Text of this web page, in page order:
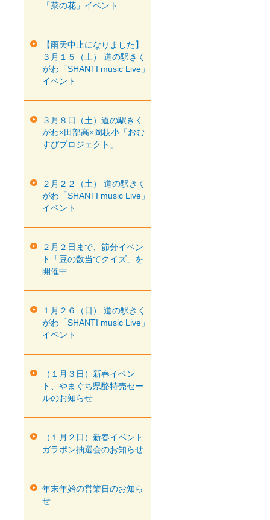
「菜の花」イベント
【雨天中止になりました】
３月１５（土） 道の駅きく
がわ「SHANTI music Live」
イベント
３月８日（土）道の駅きく
がわ×田部高×岡枝小「おむ
すびプロジェクト」
２月２２（土） 道の駅きく
がわ「SHANTI music Live」
イベント
２月２日まで、節分イベン
ト「豆の数当てクイズ」を
開催中
１月２６（日） 道の駅きく
がわ「SHANTI music Live」
イベント
（１月３日）新春イベン
ト、やまぐち県酪特売セー
ルのお知らせ
（１月２日）新春イベント
ガラポン抽選会のお知らせ
年末年始の営業日のお知ら
せ